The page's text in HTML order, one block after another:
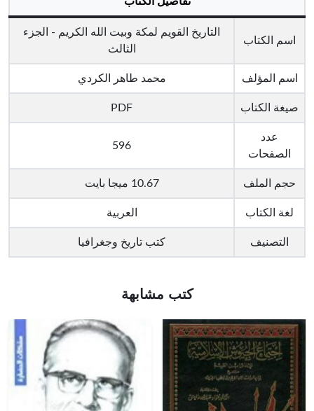
اسم الكتاب
التاريخ القويم لمكة وبيت الله الكريم - الجزء
الثالث
اسم المؤلف محمد طاهر الكردي
صيغة الكتاب PDF
عدد
الصفحات
596
حجم الملف 10.67 ميجا بايت
لغة الكتاب العربية
التصنيف كتب تاريخ وجغرافيا
كتب مشابهة